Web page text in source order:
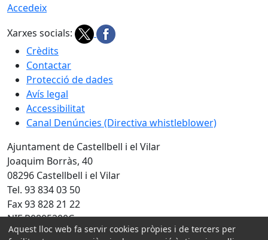
Accedeix
Xarxes socials:
Crèdits
Contactar
Protecció de dades
Avís legal
Accessibilitat
Canal Denúncies (Directiva whistleblower)
Ajuntament de Castellbell i el Vilar
Joaquim Borràs, 40
08296 Castellbell i el Vilar
Tel. 93 834 03 50
Fax 93 828 21 22
NIF P0805200C
Aquest lloc web fa servir cookies pròpies i de tercers per